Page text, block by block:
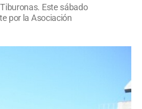
Este sábado
por la Asociación